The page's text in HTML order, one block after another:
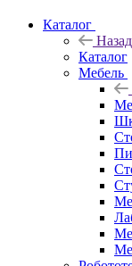
Каталог
Назад
Каталог
Мебель